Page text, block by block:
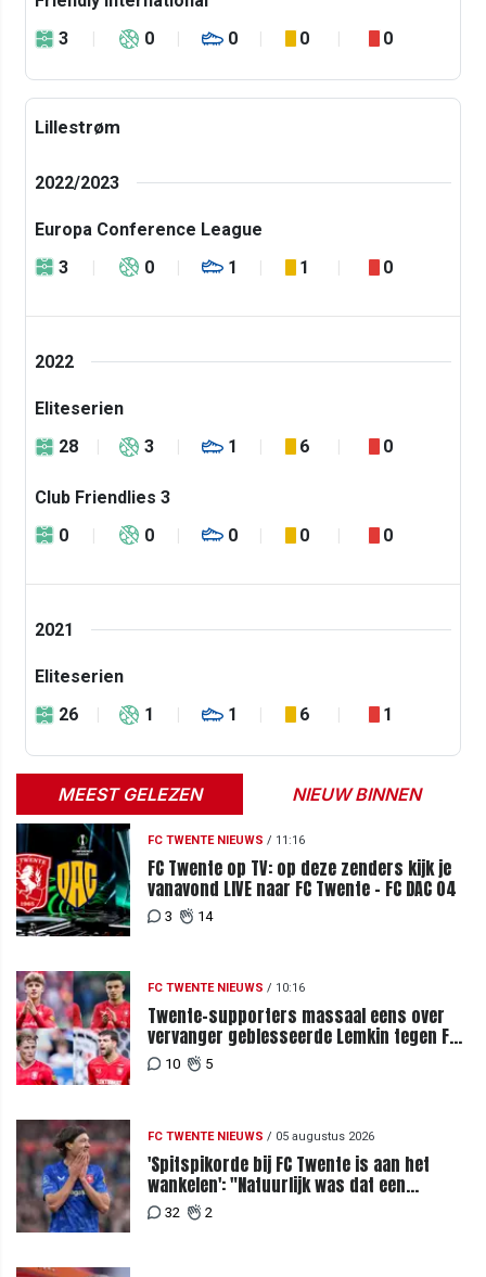
3
0 0 0 0
Lillestrøm
2022/2023
Europa Conference League
3
0 1 1 0
2022
Eliteserien
28
3 1 6 0
Club Friendlies 3
0
0 0 0 0
2021
Eliteserien
26
1 1 6 1
MEEST GELEZEN NIEUW BINNEN
FC TWENTE NIEUWS / 11:16
FC Twente op TV: op deze zenders kijk je
vanavond LIVE naar FC Twente - FC DAC 04
3 14
FC TWENTE NIEUWS / 10:16
Twente-supporters massaal eens over
vervanger geblesseerde Lemkin tegen FC
DAC 04
10 5
FC TWENTE NIEUWS / 05 augustus 2026
'Spitspikorde bij FC Twente is aan het
wankelen': "Natuurlijk was dat een
signaal"
32 2